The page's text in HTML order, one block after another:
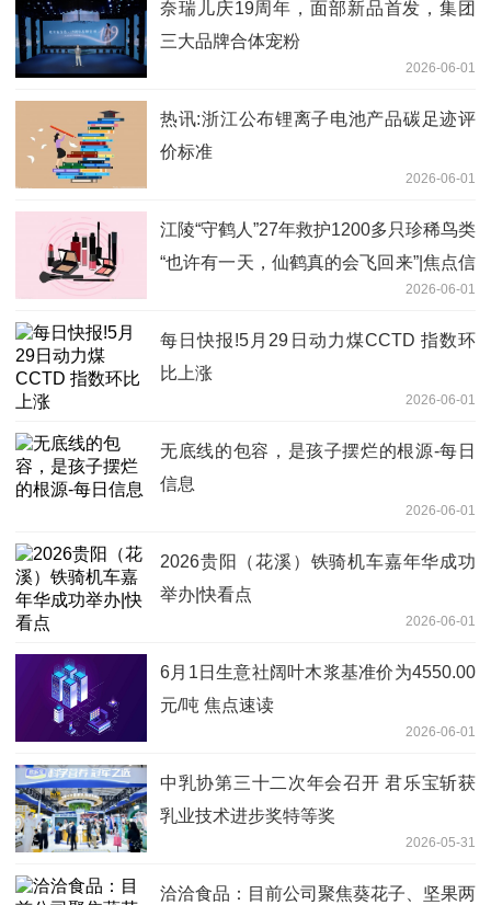
奈瑞儿庆19周年，面部新品首发，集团
三大品牌合体宠粉
2026-06-01
热讯:浙江公布锂离子电池产品碳足迹评
价标准
2026-06-01
江陵“守鹤人”27年救护1200多只珍稀鸟类
“也许有一天，仙鹤真的会飞回来”|焦点信
2026-06-01
每日快报!5月29日动力煤CCTD 指数环
比上涨
2026-06-01
无底线的包容，是孩子摆烂的根源-每日
信息
2026-06-01
2026贵阳（花溪）铁骑机车嘉年华成功
举办|快看点
2026-06-01
6月1日生意社阔叶木浆基准价为4550.00
元/吨 焦点速读
2026-06-01
中乳协第三十二次年会召开 君乐宝斩获
乳业技术进步奖特等奖
2026-05-31
洽洽食品：目前公司聚焦葵花子、坚果两